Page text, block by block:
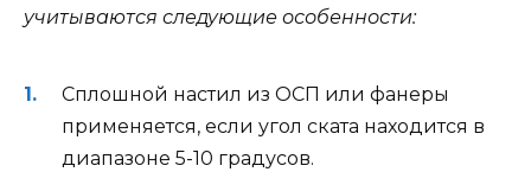
учитываются следующие особенности:
Сплошной настил из ОСП или фанеры
применяется, если угол ската находится в
диапазоне 5-10 градусов.